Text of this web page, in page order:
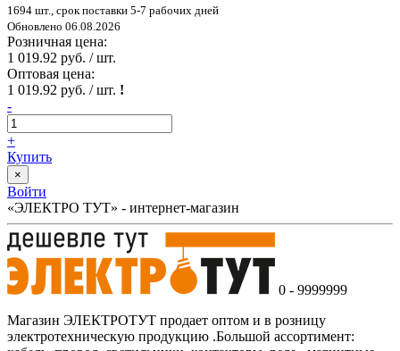
1694 шт., срок поставки 5-7 рабочих дней
Обновлено 06.08.2026
Розничная цена:
1 019.92 руб. / шт.
Оптовая цена:
1 019.92 руб. / шт. !
-
+
Купить
×
Войти
«ЭЛЕКТРО ТУТ» - интернет-магазин
0 - 9999999
Магазин ЭЛЕКТРОТУТ продает оптом и в розницу
электротехническую продукцию .Большой ассортимент: